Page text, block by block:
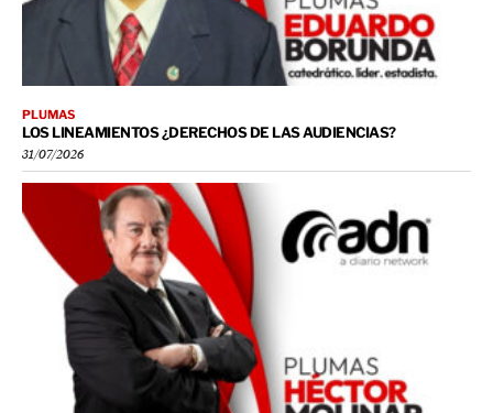
PLUMAS
LOS LINEAMIENTOS ¿DERECHOS DE LAS AUDIENCIAS?
31/07/2026